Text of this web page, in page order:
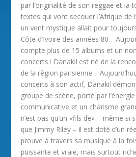
par l’originalité de son reggae et la
textes qui vont secouer l’Afrique de
un vent mystique allait pour
Côte d’Ivoire des années 80…
compte plus de 15 albums et un
concerts ! Danakil est né de la
de la région parisienne…
concerts à son actif, Danakil
groupe de scène, porté par
communicative et un charisme
n’est pas qu’un «fils de» – même si
que Jimmy Riley – il est doté d’un
prouve à travers sa musique à la
puissante et vraie, mais surtout